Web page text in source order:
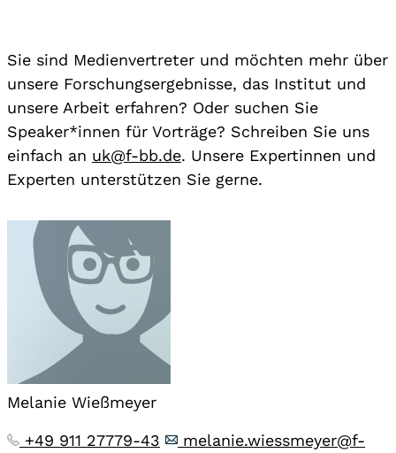
Sie sind Medienvertreter und möchten mehr über
unsere Forschungsergebnisse, das Institut und
unsere Arbeit erfahren? Oder suchen Sie
Speaker*innen für Vorträge? Schreiben Sie uns
einfach an uk@f-bb.de. Unsere Expertinnen und
Experten unterstützen Sie gerne.
Melanie Wießmeyer
+49 911 27779-43
melanie.wiessmeyer@f-